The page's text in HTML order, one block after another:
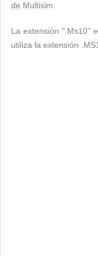
de Multisim.
La extensión ".Ms10"
utiliza la extensión